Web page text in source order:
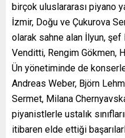
birçok uluslararası piyano
İzmir, Doğu ve Çukurova
olarak sahne alan İlyun, şef
Venditti, Rengim Gökmen,
Ün yönetiminde de
Andreas Weber, Björn
Sermet, Milana
piyanistlerle ustalık
itibaren elde ettiği